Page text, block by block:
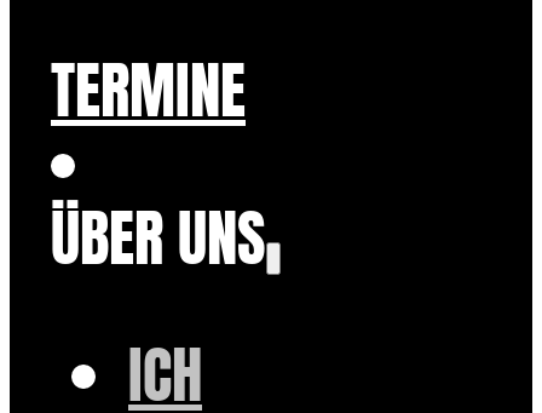
TERMINE
ÜBER UNS
ICH